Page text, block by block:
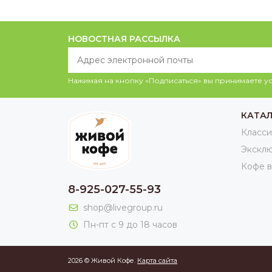
НОВОСТНАЯ РАССЫЛКА
Нажимая на кнопку «Подписаться» вы принимаете
8-925-027-55-93
shop@livegroup.ru
Пн-пт с 9 до 18 часов
Кофе
2026 © Живой Кофе. Карта сайта